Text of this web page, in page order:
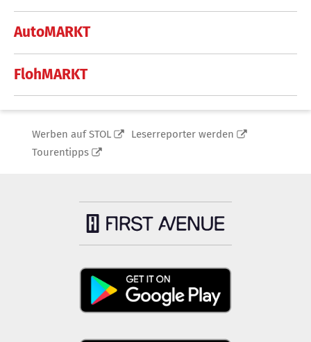
AutoMARKT
FlohMARKT
Werben auf STOL
Leserreporter werden
Tourentipps